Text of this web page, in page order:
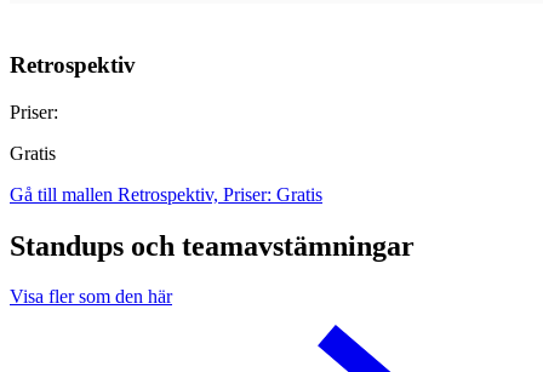
Retrospektiv
Priser:
Gratis
Gå till mallen Retrospektiv, Priser: Gratis
Standups och teamavstämningar
Visa fler som den här